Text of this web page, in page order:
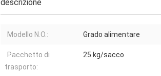
descrizione
Modello N.O.: Grado alimentare
Pacchetto di
trasporto:
25 kg/sacco